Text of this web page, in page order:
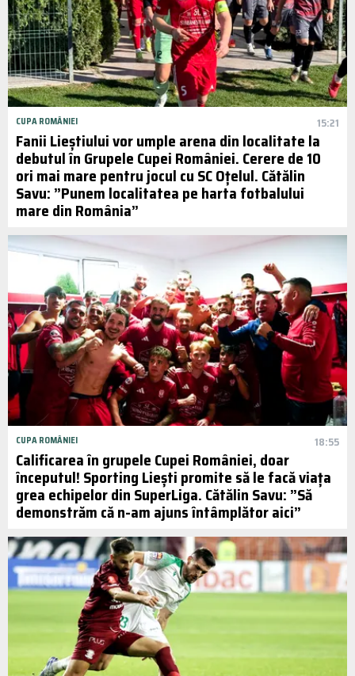
CUPA ROMÂNIEI 15:21
Fanii Lieștiului vor umple arena din localitate la
debutul în Grupele Cupei României. Cerere de 10
ori mai mare pentru jocul cu SC Oțelul. Cătălin
Savu: ”Punem localitatea pe harta fotbalului
mare din România”
CUPA ROMÂNIEI 18:55
Calificarea în grupele Cupei României, doar
începutul! Sporting Liești promite să le facă viața
grea echipelor din SuperLiga. Cătălin Savu: ”Să
demonstrăm că n-am ajuns întâmplător aici”